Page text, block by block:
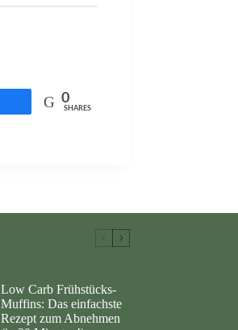
0
SHARES
Low Carb Frühstücks-
Muffins: Das einfachste
Rezept zum Abnehmen